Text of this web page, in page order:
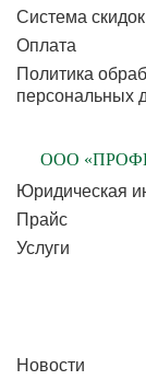
Cистема скидок
Оплата
Политика
персональных
ООО
Юридическая
Прайс
Услуги
Новости